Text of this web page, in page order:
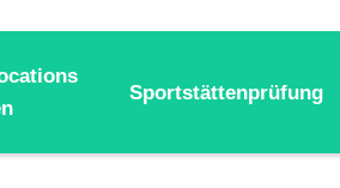
Sportstättenprüfung